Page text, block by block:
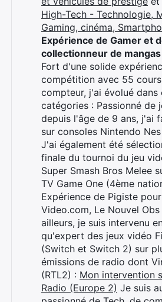
High-Tech - Technologie,
Gaming, cinéma,
Expérience de Gamer et
collectionneur de
Fort d'une solide
compétition avec 55
compteur, j'ai évolué dans
catégories : Passionné de
depuis l'âge de 9 ans, j'ai
sur consoles Nintendo
J'ai également été
finale du tournoi du jeu
Super Smash Bros Melee
TV Game One (4ème
Expérience de Pigiste
Video.com, Le Nouvel Obs
ailleurs, je suis intervenu
qu'expert des jeux vidéo
(Switch et Switch 2) sur
émissions de radio dont
(RTL2) : Mon intervention
Radio (Europe 2) Je suis